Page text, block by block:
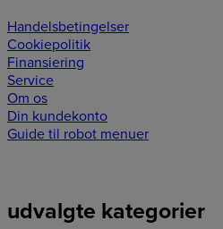
Handelsbetingelser
Cookiepolitik
Finansiering
Service
Om os
Din kundekonto
Guide til robot menuer
udvalgte kategorier